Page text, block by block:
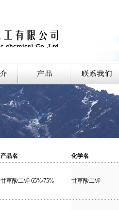
产品名 化学名
甘草酸二钾 65%/75% 甘草酸二钾